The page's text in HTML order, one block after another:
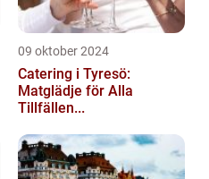
09 oktober 2024
Catering i Tyresö:
Matglädje för Alla
Tillfällen...